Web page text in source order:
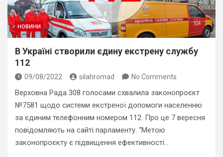
НОВИНИ
В Україні створили єдину екстрену службу
112
09/08/2022 silahromad No Comments
Верховна Рада 308 голосами схвалила законопроєкт
№7581 щодо системи екстреної допомоги населенню
за єдиним телефонним номером 112. Про це 7 вересня
повідомляють на сайті парламенту. “Метою
законопроєкту є підвищення ефективності…